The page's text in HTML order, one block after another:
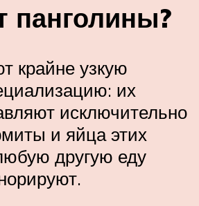
панголины?
крайне узкую
их
исключительно
и яйца этих
другую еду